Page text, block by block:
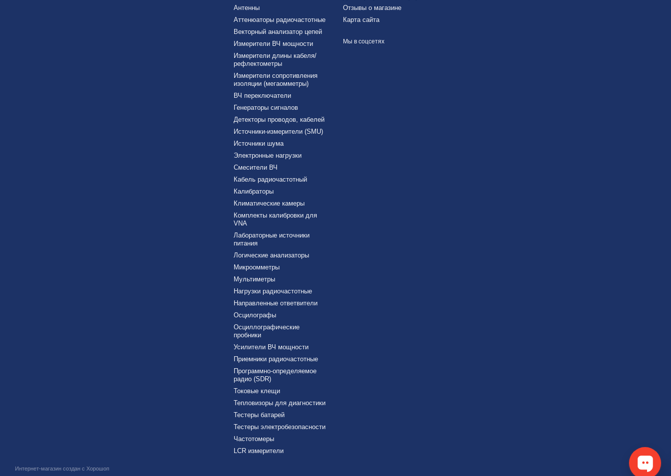
Интернет-магазин создан с Хорошоп
Антенны
Аттенюаторы радиочастотные
Векторный анализатор цепей
Измерители ВЧ мощности
Измерители длины кабеля/
рефлектометры
Измерители сопротивления
изоляции (мегаомметры)
ВЧ переключатели
Генераторы сигналов
Детекторы проводов, кабелей
Источники-измерители (SMU)
Источники шума
Электронные нагрузки
Смесители ВЧ
Кабель радиочастотный
Калибраторы
Климатические камеры
Комплекты калибровки для
VNA
Лабораторные источники
питания
Логические анализаторы
Микроомметры
Мультиметры
Нагрузки радиочастотные
Направленные ответвители
Осцилографы
Осциллографические
пробники
Усилители ВЧ мощности
Приемники радиочастотные
Программно-определяемое
радио (SDR)
Токовые клещи
Тепловизоры для диагностики
Тестеры батарей
Тестеры электробезопасности
Частотомеры
LCR измерители
Отзывы о магазине
Карта сайта
Мы в соцсетях